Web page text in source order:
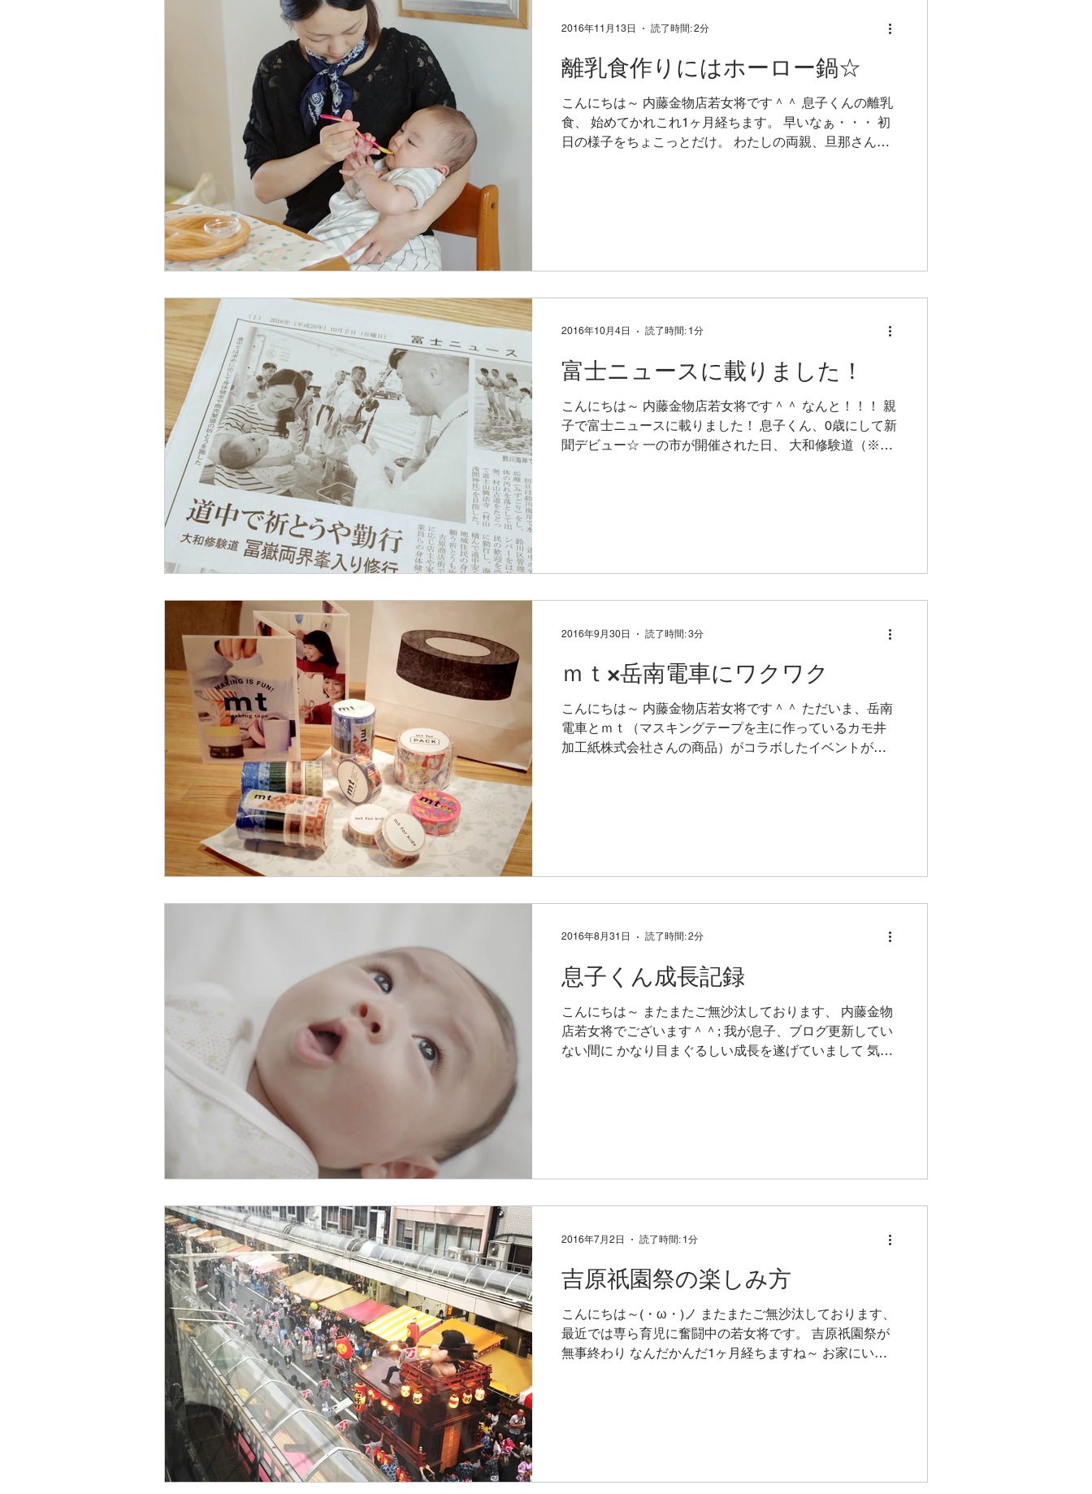
離乳食作りにはホーロー鍋☆
こんにちは～ 内藤金物店若女将です＾＾ 息子くんの離乳
食、 始めてかれこれ1ヶ月経ちます。 早いなぁ・・・ 初
日の様子をちょこっとだけ。 わたしの両親、旦那さん、
2016年11月13日 読了時間: 2分
富士ニュースに載りました！
こんにちは～ 内藤金物店若女将です＾＾ なんと！！！ 親
子で富士ニュースに載りました！ 息子くん、0歳にして新
聞デビュー☆ 一の市が開催された日、 大和修験道（※参
2016年10月4日 読了時間: 1分
ｍｔ×岳南電車にワクワク
こんにちは～ 内藤金物店若女将です＾＾ ただいま、岳南
電車とｍｔ（マスキングテープを主に作っているカモ井
加工紙株式会社さんの商品）がコラボしたイベントが岳
2016年9月30日 読了時間: 3分
息子くん成長記録
こんにちは～ またまたご無沙汰しております、 内藤金物
店若女将でございます＾＾; 我が息子、ブログ更新してい
ない間に かなり目まぐるしい成長を遂げていまして 気付
2016年8月31日 読了時間: 2分
吉原祇園祭の楽しみ方
こんにちは～(・ω・)ノ またまたご無沙汰しております、
最近では専ら育児に奮闘中の若女将です。 吉原祇園祭が
無事終わり なんだかんだ1ヶ月経ちますね～ お家にいな
2016年7月2日 読了時間: 1分